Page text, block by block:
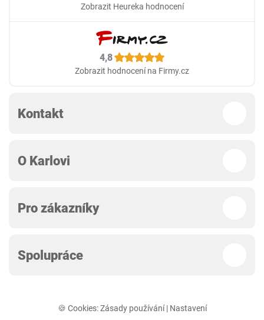
Zobrazit Heureka hodnocení
4,8
Zobrazit hodnocení na Firmy.cz
Kontakt
O Karlovi
Pro zákazníky
Spolupráce
🍪 Cookies:Zásady používání| Nastavení